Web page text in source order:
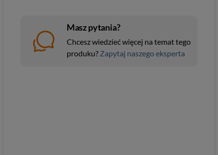
Masz pytania?
Chcesz wiedzieć więcej na temat tego
produku? Zapytaj naszego eksperta